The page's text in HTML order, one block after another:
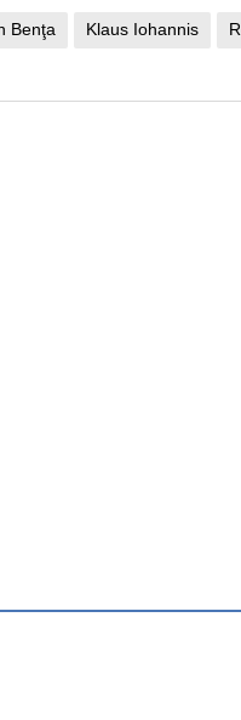
Benţa Klaus Iohannis